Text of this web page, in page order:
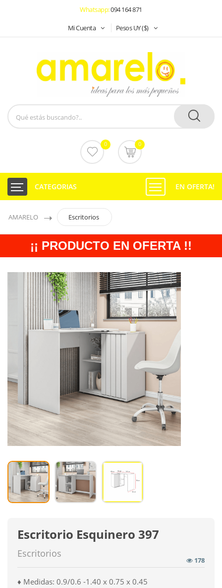
Whatsapp:094 164 871
Mi Cuenta Pesos UY ($)
0 0
EN OFERTA!
CATEGORIAS
AMARELO Escritorios
¡¡ PRODUCTO EN OFERTA !!
Escritorio Esquinero 397
Escritorios
178
♦ Medidas: 0.9/0.6 -1.40 x 0.75 x 0.45